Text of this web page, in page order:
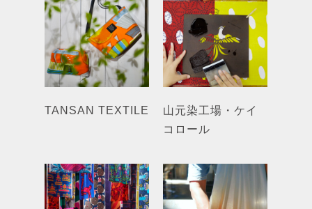
TANSAN TEXTILE
山元染工場・ケイ
コロール